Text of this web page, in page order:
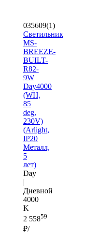
035609(1)
Светильник
MS-
BREEZE-
BUILT-
R82-
9W
Day4000
(WH,
85
deg,
230V)
(Arlight,
IP20
Металл,
5
лет)
Day
|
Дневной
4000
K
2 55859
₽/